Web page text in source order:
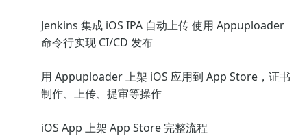
Jenkins 集成 iOS IPA 自动上传 使用 Appuploader
命令行实现 CI/CD 发布
用 Appuploader 上架 iOS 应用到 App Store，证书
制作、上传、提审等操作
iOS App 上架 App Store 完整流程